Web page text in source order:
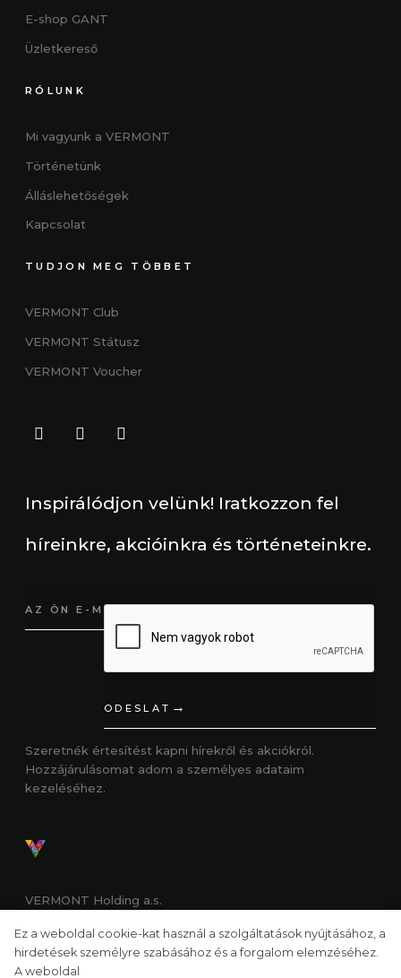
Ez a weboldal cookie-kat használ a szolgáltatások nyújtásához, a
hirdetések személyre szabásához és a forgalom elemzéséhez.
A weboldal
E-shop GANT
Üzletkereső
RÓLUNK
Mi vagyunk a VERMONT
Történetünk
Álláslehetőségek
Kapcsolat
TUDJON MEG TÖBBET
VERMONT Club
VERMONT Státusz
VERMONT Voucher
Inspirálódjon velünk! Iratkozzon fel
híreinkre, akcióinkra és történeteinkre.
ODESLAT
Szeretnék értesítést kapni hírekről és akciókról.
Hozzájárulásomat adom a személyes adataim
kezeléséhez.
VERMONT Holding a.s.
A weboldalon cookie-kat
Ajándékutalványok